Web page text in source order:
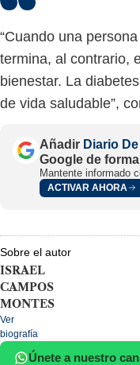
“Cuando una
termina, al contrario,
bienestar. La
de vida saludable”,
Añadir Diario
Google de
Mantente informado
ACTIVAR AHORA
Sobre el autor
ISRAEL
CAMPOS
MONTES
Ver
biografía
Únete a nuestro